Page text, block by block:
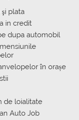
şi plata
in credit
dupa automobil
în orașe
de loialitate
Auto Job